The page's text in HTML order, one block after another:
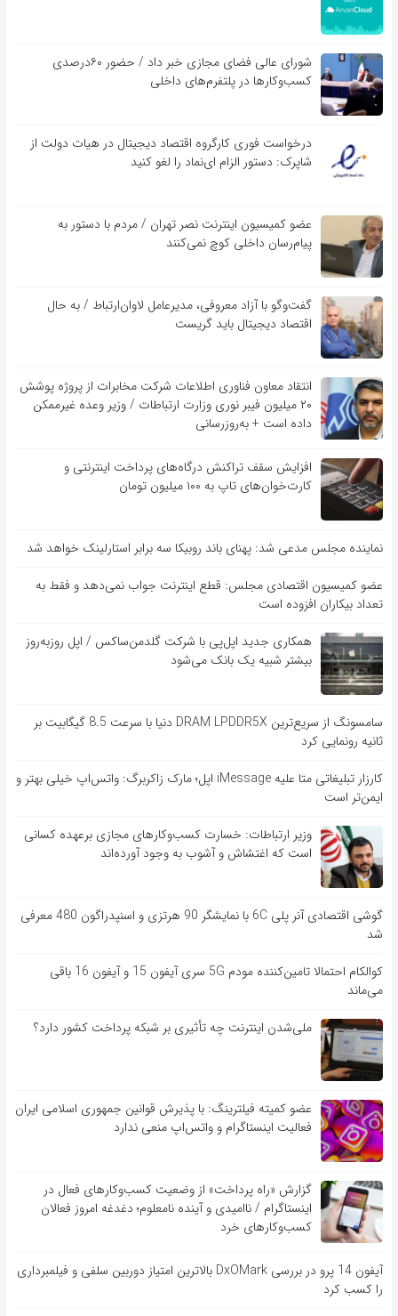
شورای عالی فضای مجازی خبر داد / حضور ۶۰درصدی
کسب‌و‌کارها در پلتفرم‌های داخلی
درخواست فوری کارگروه اقتصاد دیجیتال در هیات دولت از
شاپرک: دستور الزام ای‌نماد را لغو کنید
عضو کمیسیون اینترنت نصر تهران / مردم با دستور به
پیام‌رسان داخلی کوچ نمی‌کنند
گفت‌و‌گو با آزاد معروفی، مدیرعامل لاوان‌ارتباط / به حال
اقتصاد دیجیتال باید گریست
انتقاد معاون فناوری اطلاعات شرکت مخابرات از پروژه پوشش
۲۰ میلیون فیبر نوری وزارت ارتباطات / وزیر وعده غیرممکن
داده است + به‌روزرسانی
افزایش سقف تراکنش درگاه‌های پرداخت اینترنتی و
کارت‌خوان‌های تاپ به ۱۰۰ میلیون تومان
نماینده مجلس مدعی شد: پهنای باند روبیکا سه برابر استارلینک خواهد شد
عضو کمیسیون اقتصادی مجلس: قطع اینترنت جواب نمی‌دهد و فقط به
تعداد بیکاران افزوده است
همکاری جدید اپل‌پی با شرکت گلدمن‌ساکس / اپل روزبه‌روز
بیشتر شبیه یک بانک می‌شود
سامسونگ از سریع‌ترین DRAM LPDDR5X دنیا با سرعت 8.5 گیگابیت بر
ثانیه رونمایی کرد
کارزار تبلیغاتی متا علیه iMessage اپل؛ مارک زاکربرگ: واتس‌اپ خیلی بهتر و
ایمن‌تر است
وزیر ارتباطات: خسارت کسب‌وکارهای مجازی برعهده کسانی
است که اغتشاش و آشوب به وجود آورده‌اند
گوشی اقتصادی آنر پلی 6C با نمایشگر 90 هرتزی و اسنپدراگون 480 معرفی
شد
کوالکام احتمالا تامین‌کننده مودم 5G سری آیفون 15 و آیفون 16 باقی
می‌ماند
ملی‌شدن اینترنت چه تأثیری بر شبکه پرداخت کشور دارد؟
عضو کمیته فیلترینگ: با پذیرش قوانین جمهوری اسلامی ایران
فعالیت اینستاگرام و واتس‌اپ منعی ندارد
گزارش «راه پرداخت» از وضعیت کسب‌وکارهای فعال در
اینستاگرام / ناامیدی و آینده نامعلوم؛ دغدغه امروز فعالان
کسب‌وکارهای خرد
آیفون 14 پرو در بررسی DxOMark بالاترین امتیاز دوربین سلفی و فیلمبرداری
را کسب کرد